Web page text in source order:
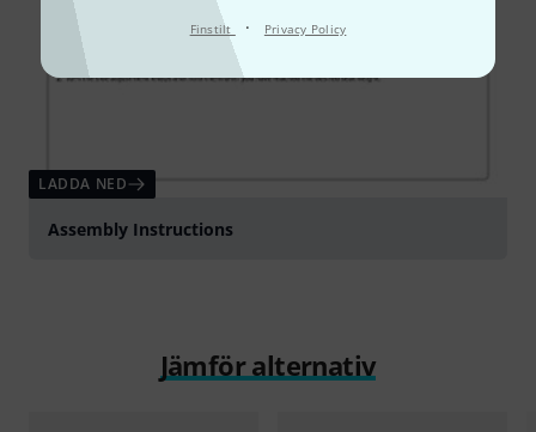
Finstilt · Privacy Policy
LADDA NED
Assembly Instructions
Jämför alternativ